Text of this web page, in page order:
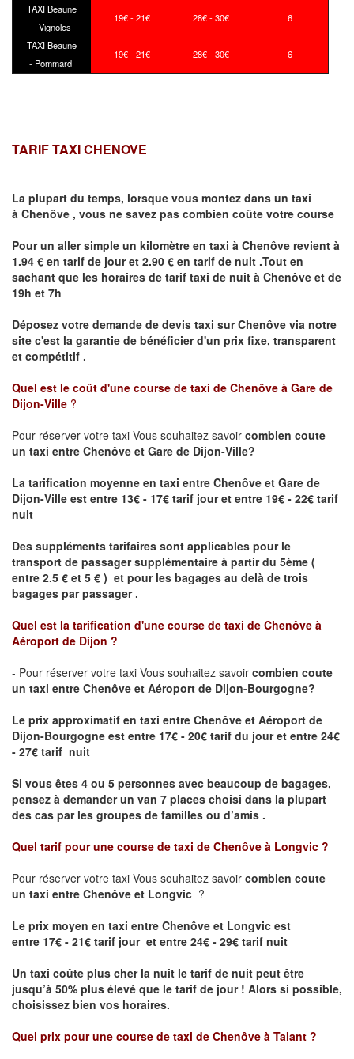
TAXI Beaune
- Vignoles
19€ - 21€ 28€ - 30€ 6
TAXI Beaune
- Pommard
19€ - 21€ 28€ - 30€ 6
TARIF TAXI CHENOVE
La plupart du temps, lorsque vous montez dans un taxi
à Chenôve , vous ne savez pas combien coûte votre course
Pour un aller simple un kilomètre en taxi à Chenôve revient à
1.94 € en tarif de jour et 2.90 € en tarif de nuit .Tout en
sachant que les horaires de tarif taxi de nuit à Chenôve et de
19h et 7h
Déposez votre demande de devis taxi surChenôve via notre
site c'est la garantie de bénéficier d'un prix fixe, transparent
et compétitif .
Quel est le coût d'une course de taxi de Chenôve à Gare de
Dijon-Ville ?
Pour réserver votre taxi Vous souhaitez savoir combien coute
un taxi entre Chenôve et Gare de Dijon-Ville?
La tarification moyenne en taxi entre Chenôve et Gare de
Dijon-Ville est entre 13€ - 17€ tarif jour et entre 19€ - 22€ tarif
nuit
Des suppléments tarifaires sont applicables pour le
transport de passager supplémentaire à partir du 5ème (
entre 2.5 € et 5 € ) et pour les bagages au delà de trois
bagages par passager .
Quel est la tarification d'une course de taxi de Chenôve à
Aéroport de Dijon ?
- Pour réserver votre taxi Vous souhaitez savoir combien coute
un taxi entre Chenôve et Aéroport de Dijon-Bourgogne?
Le prix approximatif en taxi entre Chenôve et Aéroport de
Dijon-Bourgogne est entre 17€ - 20€ tarif du jour et entre 24€
- 27€ tarif nuit
Si vous êtes 4 ou 5 personnes avec beaucoup de bagages,
pensez à demander un van 7 places choisi dans la plupart
des cas par les groupes de familles ou d’amis .
Quel tarif pour une course de taxi de Chenôve à Longvic ?
Pour réserver votre taxi Vous souhaitez savoir combien coute
un taxi entre Chenôve et Longvic ?
Le prix moyen en taxi entre Chenôve et Longvic est
entre 17€ - 21€ tarif jour et entre 24€ - 29€ tarif nuit
Un taxi coûte plus cher la nuit le tarif de nuit peut être
jusqu’à 50% plus élevé que le tarif de jour ! Alors si possible,
choisissez bien vos horaires.
Quel prix pour une course de taxi de Chenôve à Talant ?